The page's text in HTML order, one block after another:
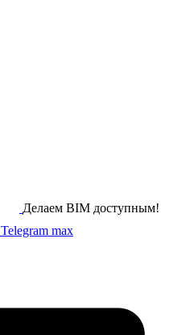
Делаем BIM доступным!
Telegram max